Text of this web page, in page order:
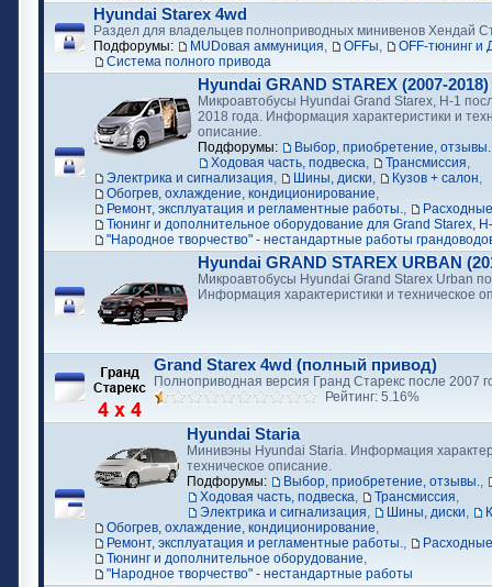
Hyundai Starex 4wd
Раздел для владельцев полноприводных минивенов Хендай
Подфорумы:
MUDовая аммуниция, OFFы,
OFF-тюнинг и
Cистема полного привода
Hyundai GRAND STAREX (2007-2018)
Микроавтобусы Hyundai Grand Starex, H-1
2018 года. Информация характеристики и
описание.
Подфорумы:
Выбор, приобретение, отзывы.
Ходовая часть, подвеска, Трансмиссия,
Электрика и сигнализация, Шины, диски, Кузов + салон,
Обогрев, охлаждение, кондиционирование,
Ремонт, эксплуатация и регламентные работы.,
Тюнинг и дополнительное оборудование для Grand Starex,
"Народное творчество" - нестандартные работы
Hyundai GRAND STAREX URBAN
Микроавтобусы Hyundai Grand Starex Urban
Информация характеристики и техническое
Grand Starex 4wd (полный привод)
Полноприводная версия Гранд Старекс после 2007
Рейтинг: 5.16%
Hyundai Staria
Минивэны Hyundai Staria. Информация
техническое описание.
Подфорумы:
Выбор, приобретение, отзывы.,
Ходовая часть, подвеска, Трансмиссия,
Электрика и сигнализация, Шины, диски,
Обогрев, охлаждение, кондиционирование,
Ремонт, эксплуатация и регламентные работы.,
Тюнинг и дополнительное оборудование,
"Народное творчество" - нестандартные работы